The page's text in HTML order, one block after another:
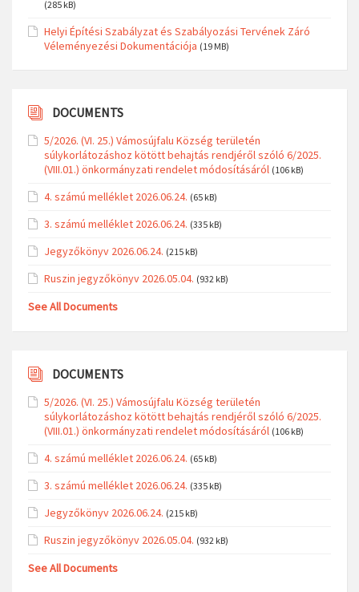
(285 kB)
Helyi Építési Szabályzat és Szabályozási Tervének Záró
Véleményezési Dokumentációja (19 MB)
DOCUMENTS
5/2026. (VI. 25.) Vámosújfalu Község területén
súlykorlátozáshoz kötött behajtás rendjéről szóló 6/2025.
(VIII.01.) önkormányzati rendelet módosításáról (106 kB)
4. számú melléklet 2026.06.24. (65 kB)
3. számú melléklet 2026.06.24. (335 kB)
Jegyzőkönyv 2026.06.24. (215 kB)
Ruszin jegyzőkönyv 2026.05.04. (932 kB)
See All Documents
DOCUMENTS
5/2026. (VI. 25.) Vámosújfalu Község területén
súlykorlátozáshoz kötött behajtás rendjéről szóló 6/2025.
(VIII.01.) önkormányzati rendelet módosításáról (106 kB)
4. számú melléklet 2026.06.24. (65 kB)
3. számú melléklet 2026.06.24. (335 kB)
Jegyzőkönyv 2026.06.24. (215 kB)
Ruszin jegyzőkönyv 2026.05.04. (932 kB)
See All Documents